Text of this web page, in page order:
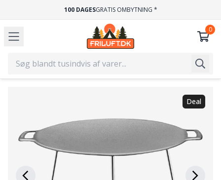
100 DAGESGRATIS OMBYTNING *
Deal